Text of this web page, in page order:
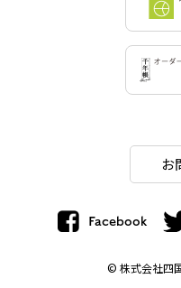
お
Facebook
© 株式会社四